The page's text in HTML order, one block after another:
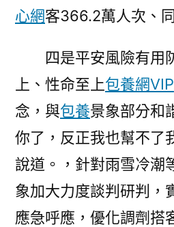
心網客366.2萬人次、
四是平安風險有用
上、性命至上包養網VIP
念，與包養景象部分和
你了，反正我也幫不了
說道。，針對雨雪冷潮
象加大力度談判研判，
應急呼應，優化調劑搭